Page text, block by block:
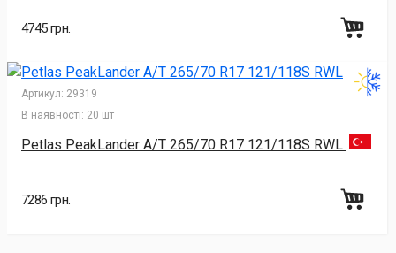
4745 грн.
Артикул: 29319
В наявності: 20 шт
Petlas PeakLander A/T 265/70 R17 121/118S RWL
7286 грн.